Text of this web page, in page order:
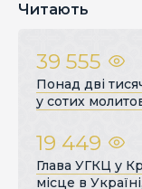
Читають
39 555
Понад дві
у сотих
19 449
Глава УГКЦ у
місце в